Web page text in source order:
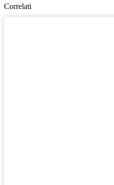
Correlati